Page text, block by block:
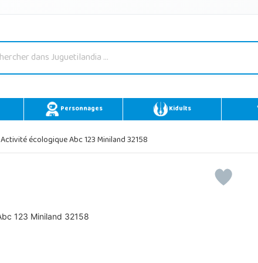
Personnages Kidults
Activité écologique Abc 123 Miniland 32158